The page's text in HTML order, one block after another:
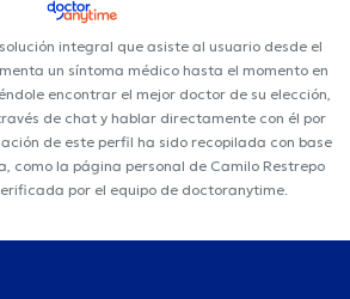
integral que asiste al usuario desde el
un síntoma médico hasta el momento en
encontrar el mejor doctor de su elección,
de chat y hablar directamente con él por
de este perfil ha sido recopilada con base
como la página personal de Camilo Restrepo
por el equipo de doctoranytime.